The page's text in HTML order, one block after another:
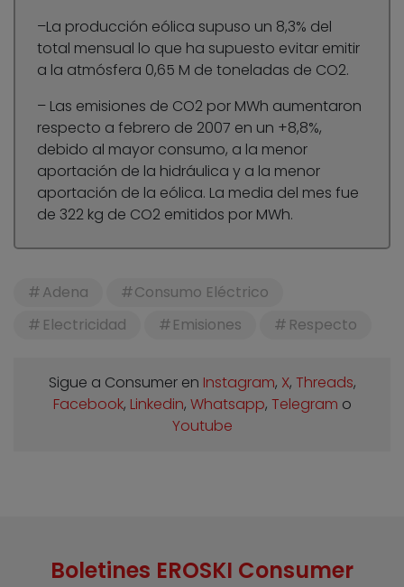
–La producción eólica supuso un 8,3% del
total mensual lo que ha supuesto evitar emitir
a la atmósfera 0,65 M de toneladas de CO2.
– Las emisiones de CO2 por MWh aumentaron
respecto a febrero de 2007 en un +8,8%,
debido al mayor consumo, a la menor
aportación de la hidráulica y a la menor
aportación de la eólica. La media del mes fue
de 322 kg de CO2 emitidos por MWh.
Adena
Consumo Eléctrico
Electricidad
Emisiones Respecto
Sigue a Consumer en Instagram, X, Threads,
Facebook, Linkedin, Whatsapp, Telegram o
Youtube
Boletines EROSKI Consumer